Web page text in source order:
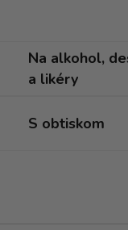
Na alkohol,
a likéry
S obtiskom